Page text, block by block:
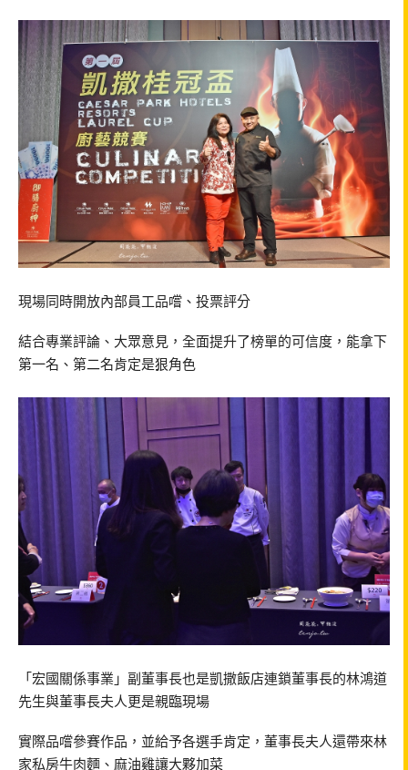
現場同時開放內部員工品嚐、投票評分
結合專業評論、大眾意見，全面提升了榜單的可信度，能拿下
第一名、第二名肯定是狠角色
「宏國關係事業」副董事長也是凱撒飯店連鎖董事長的林鴻道
先生與董事長夫人更是親臨現場
實際品嚐參賽作品，並給予各選手肯定，董事長夫人還帶來林
家私房牛肉麵、麻油雞讓大夥加菜